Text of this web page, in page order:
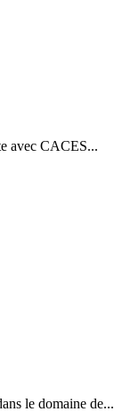
avec CACES...
le domaine de...